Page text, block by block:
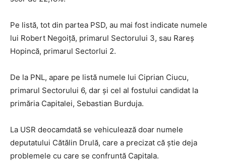
Pe listă, tot din partea PSD, au mai fost indicate numele
lui Robert Negoiță, primarul Sectorului 3, sau Rareș
Hopincă, primarul Sectorlui 2.
De la PNL, apare pe listă numele lui Ciprian Ciucu,
primarul Sectorului 6, dar și cel al fostului candidat la
primăria Capitalei, Sebastian Burduja.
La USR deocamdată se vehiculează doar numele
deputatului Cătălin Drulă, care a precizat că știe deja
problemele cu care se confruntă Capitala.